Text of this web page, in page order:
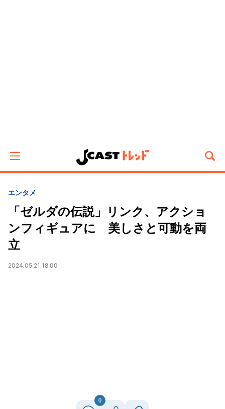
エンタメ
「ゼルダの伝説」リンク、アクショ
ンフィギュアに 美しさと可動を両
立
2024.05.21 18:00
0